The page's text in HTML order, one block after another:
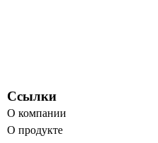
Ссылки
О компании
О продукте